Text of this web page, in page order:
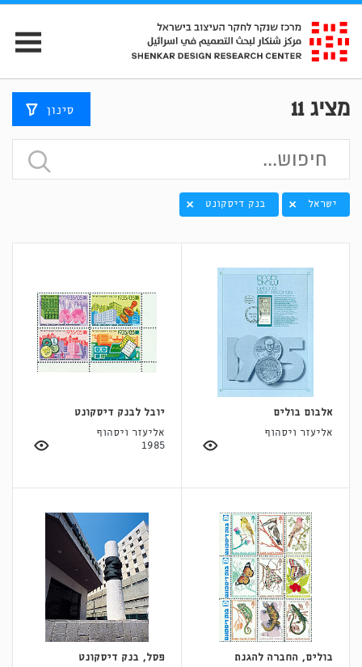
מציג11 סינון
ישראל בנק דיסקונט
אלבום בולים
אליעזר ויסהוף
יובל לבנק דיסקונט
אליעזר ויסהוף
1985
בולים, החברה להגנת
פסל, בנק דיסקונט